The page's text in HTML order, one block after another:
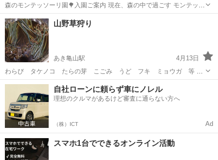
森のモンテッソーリ園🌳入園ご案内 現在、森の中で過ごす モンテッソ
ーリの小さな園を準備しています。 子どもが自分で選び、 自分のペー
スで過ごせる環境を大切に、 少人数でゆったりとした時間を過ごしま
す。 園としての本格的...
広島 神石郡 万能倉駅
山野草狩り
あき亀山駅
4月13日
わらび タケノコ たらの芽 こごみ うど フキ ミョウガ 等 4
月13日現在、わらび、こごみ、たらの芽 ヨモギ等出てます。 １人
1000円 未就学児無料
広島 山県郡 あき亀山駅 その他
自社ローンに頼らず車にノレル
理想のクルマがあるけど審査に通らない方へ
（株）ICT Ad
スマホ1台でできるオンライン活動